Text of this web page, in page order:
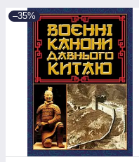
–35%